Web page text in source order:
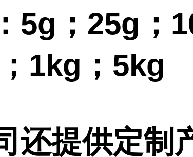
5g；25g；
1kg；5kg
还提供定制